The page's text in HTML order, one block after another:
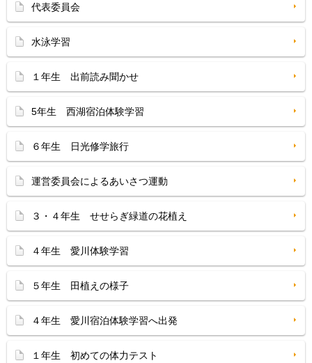
代表委員会
水泳学習
１年生 出前読み聞かせ
5年生 西湖宿泊体験学習
６年生 日光修学旅行
運営委員会によるあいさつ運動
３・４年生 せせらぎ緑道の花植え
４年生 愛川体験学習
５年生 田植えの様子
４年生 愛川宿泊体験学習へ出発
１年生 初めての体力テスト